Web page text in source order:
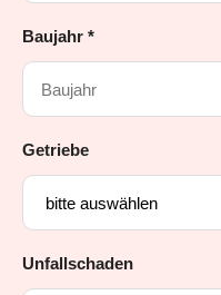
Baujahr *
Getriebe
Unfallschaden